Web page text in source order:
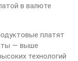
в валюте
платят
— выше
технологий